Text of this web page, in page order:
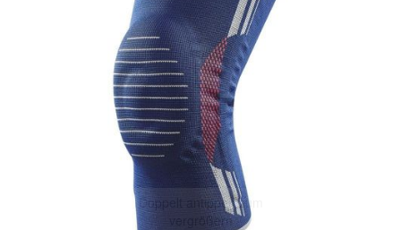
Doppelt antippen zum
vergrößern